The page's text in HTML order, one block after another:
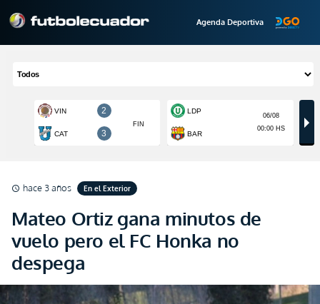
Agenda Deportiva
schedule hace 3 años En el Exterior
Mateo Ortiz gana minutos de
vuelo pero el FC Honka no
despega